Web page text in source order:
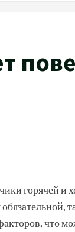
горячей и
что